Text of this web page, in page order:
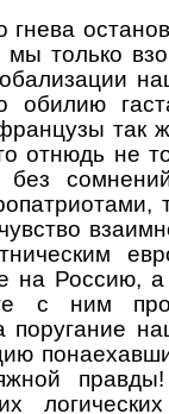
только
так
отнюдь не
на Россию,
с ним
поругание